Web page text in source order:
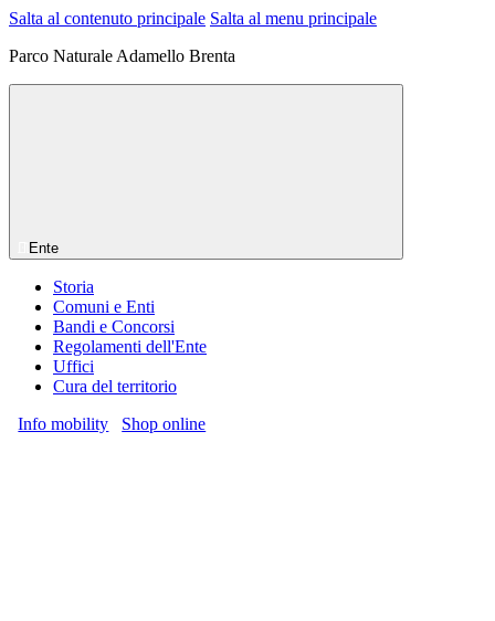
Salta al contenuto principale Salta al menu principale
Parco Naturale Adamello Brenta
Ente
Storia
Comuni e Enti
Bandi e Concorsi
Regolamenti dell'Ente
Uffici
Cura del territorio
Info mobility
Shop online